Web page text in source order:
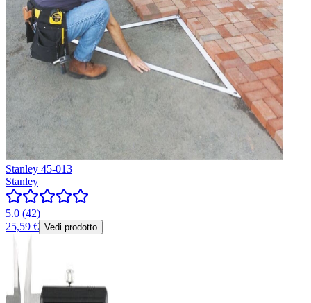
Stanley 45-013
Stanley
5.0 (42)
25,59 € Vedi prodotto